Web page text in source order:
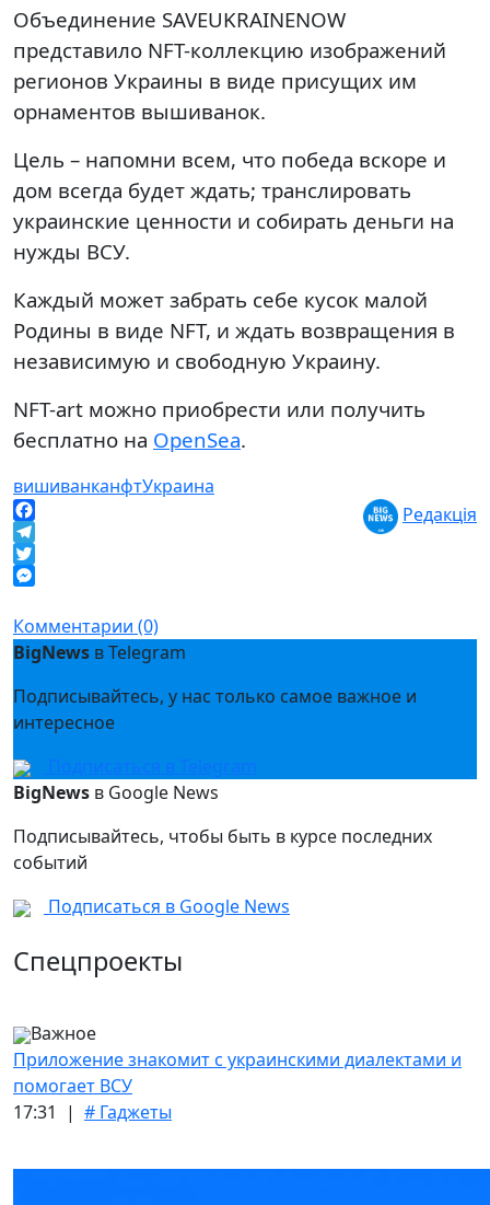
Объединение SAVEUKRAINENOW
представило NFT-коллекцию изображений
регионов Украины в виде присущих им
орнаментов вышиванок.
Цель – напомни всем, что победа вскоре и
дом всегда будет ждать; транслировать
украинские ценности и собирать деньги на
нужды ВСУ.
Каждый может забрать себе кусок малой
Родины в виде NFT, и ждать возвращения в
независимую и свободную Украину.
NFT-art можно приобрести или получить
бесплатно на OpenSea.
вишиванканфтУкраина
Facebook
Telegram
Twitter
Редакція
Комментарии (0)
BigNews в Telegram
Подписывайтесь, у нас только самое важное и
интересное
Подписаться в Telegram
BigNews в Google News
Подписывайтесь, чтобы быть в курсе последних
событий
Подписаться в Google News
Спецпроекты
Важное
Приложение знакомит с украинскими диалектами и
помогает ВСУ
17:31 | # Гаджеты